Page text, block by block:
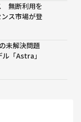
無断利用を
ス市場が登
未解決問題
「Astra」